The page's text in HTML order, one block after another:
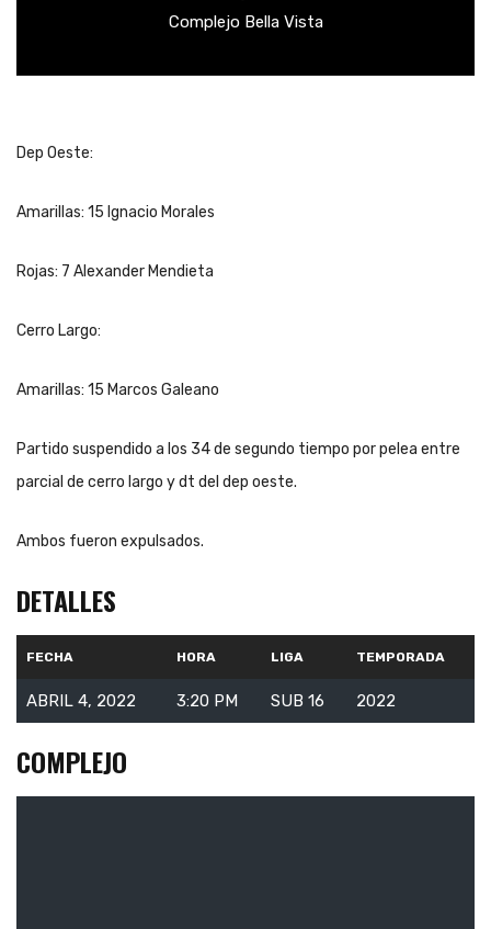
Complejo Bella Vista
Dep Oeste:
Amarillas: 15 Ignacio Morales
Rojas: 7 Alexander Mendieta
Cerro Largo:
Amarillas: 15 Marcos Galeano
Partido suspendido a los 34 de segundo tiempo por pelea entre
parcial de cerro largo y dt del dep oeste.
Ambos fueron expulsados.
DETALLES
FECHA HORA LIGA TEMPORADA
ABRIL 4, 2022 3:20 PM SUB 16 2022
COMPLEJO